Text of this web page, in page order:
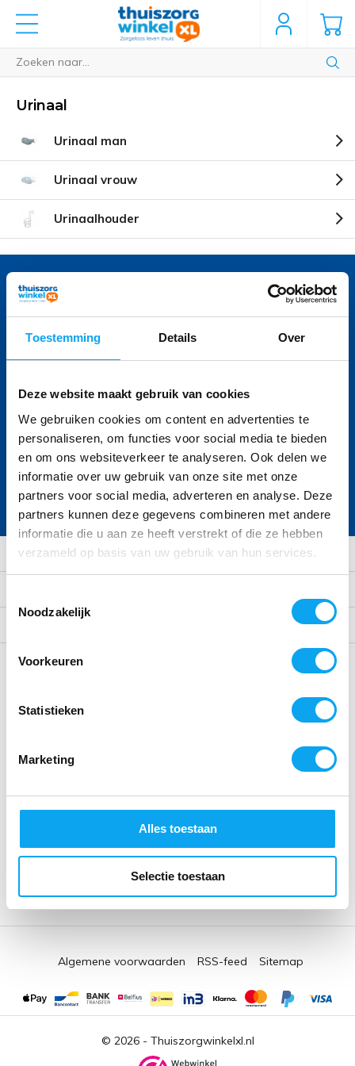
Toestemming Details Over
Deze website maakt gebruik van cookies
We gebruiken cookies om content en advertenties te
personaliseren, om functies voor social media te bieden
en om ons websiteverkeer te analyseren. Ook delen we
informatie over uw gebruik van onze site met onze
partners voor social media, adverteren en analyse. Deze
partners kunnen deze gegevens combineren met andere
informatie die u aan ze heeft verstrekt of die ze hebben
verzameld op basis van uw gebruik van hun services.
Noodzakelijk
Voorkeuren
Statistieken
Marketing
Alles toestaan
Selectie toestaan
Urinaal
Urinaal man
Urinaal vrouw
Urinaalhouder
Voor vragen bel 040 236 45 06
Onze specialisten helpen u graag
Volg ons
Ontvang de nieuwste aanbiedingen en
promoties
Abonneer
* Lees hier de wettelijke beperkingen
Klantenservice
Contact
Kruisstraat 61
Nederland
Open in Google Maps
BTW nr. NL001690278B81
AGB-code: 76091072
© 2026 - Thuiszorgwinkelxl.nl
Algemene voorwaarden RSS-feed Sitemap